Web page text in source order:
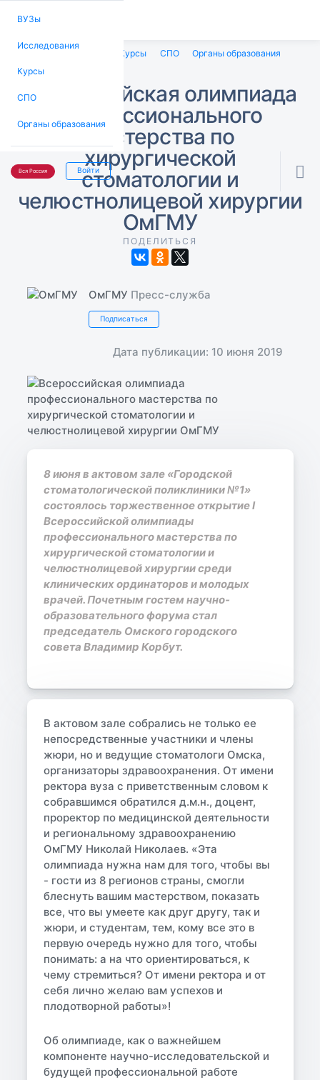
ВУЗы
Исследования
Курсы
СПО
Органы образования
Вся Россия Войти 
Исследования Курсы СПО Органы образования
Всероссийская олимпиада
профессионального
мастерства по
хирургической
стоматологии и
челюстнолицевой хирургии
ОмГМУ
ПОДЕЛИТЬСЯ
ОмГМУ Пресс-служба
Подписаться
Дата публикации: 10 июня 2019
8 июня в актовом зале «Городской
стоматологической поликлиники №1»
состоялось торжественное открытие I
Всероссийской олимпиады
профессионального мастерства по
хирургической стоматологии и
челюстнолицевой хирургии среди
клинических ординаторов и молодых
врачей. Почетным гостем научно-
образовательного форума стал
председатель Омского городского
совета Владимир Корбут.
В актовом зале собрались не только ее
непосредственные участники и члены
жюри, но и ведущие стоматологи Омска,
организаторы здравоохранения. От имени
ректора вуза с приветственным словом к
собравшимся обратился д.м.н., доцент,
проректор по медицинской деятельности
и региональному здравоохранению
ОмГМУ Николай Николаев. «Эта
олимпиада нужна нам для того, чтобы вы
- гости из 8 регионов страны, смогли
блеснуть вашим мастерством, показать
все, что вы умеете как друг другу, так и
жюри, и студентам, тем, кому все это в
первую очередь нужно для того, чтобы
понимать: а на что ориентироваться, к
чему стремиться? От имени ректора и от
себя лично желаю вам успехов и
плодотворной работы»!
Об олимпиаде, как о важнейшем
компоненте научно-исследовательской и
будущей профессиональной работе